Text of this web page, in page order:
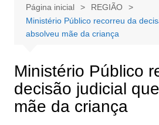
Página inicial
REGIÃO
Ministério Público recorreu da
absolveu mãe da criança
Ministério Público
decisão judicial
mãe da criança